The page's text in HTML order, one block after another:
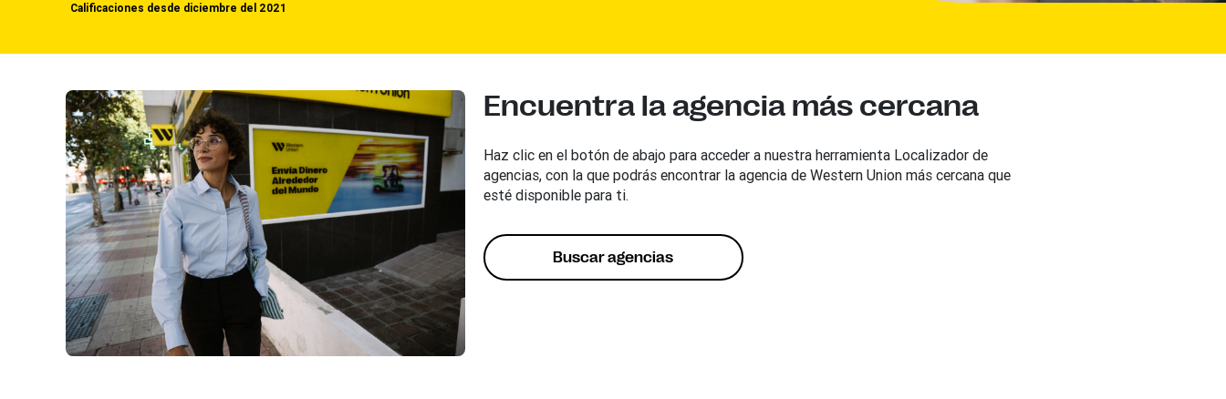
Calificaciones desde diciembre del 2021
Encuentra la agencia más cercana
Haz clic en el botón de abajo para acceder a nuestra herramienta Localizador de
agencias, con la que podrás encontrar la agencia de Western Union más cercana que
esté disponible para ti.
Buscar agencias